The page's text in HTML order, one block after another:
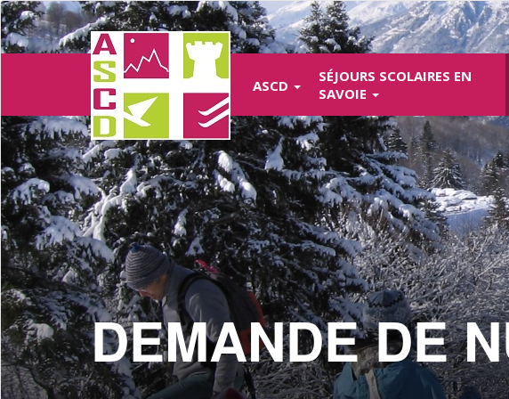
Aller
au
contenu
ASCD
SÉJOURS SCOLAIRES EN
SAVOIE
DEMANDE DE